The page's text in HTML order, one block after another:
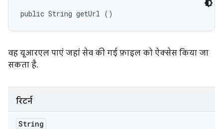
public String getUrl ()
वह यूआरएल पाएं जहां सेव की गई फ़ाइल को ऐक्सेस किया जा
सकता है.
रिटर्न
String